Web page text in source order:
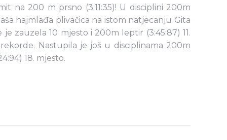
na 200 m prsno (3:11:35)! U disciplini 200m
najmlađa plivačica na istom natjecanju Gita
zauzela 10 mjesto i 200m leptir (3:45:87) 11.
Nastupila je još u disciplinama 200m
18. mjesto.